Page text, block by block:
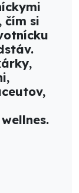
čím si